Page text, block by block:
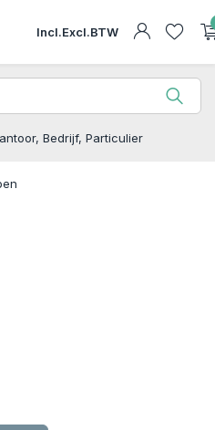
Incl.Excl.BTW
Bedrijf, Particulier